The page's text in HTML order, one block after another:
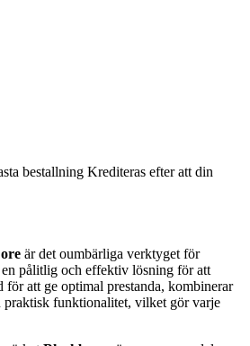
bestallning Krediteras efter att din
är det oumbärliga verktyget för
en pålitlig och effektiv lösning för att
för att ge optimal prestanda, kombinerar
praktisk funktionalitet, vilket gör varje